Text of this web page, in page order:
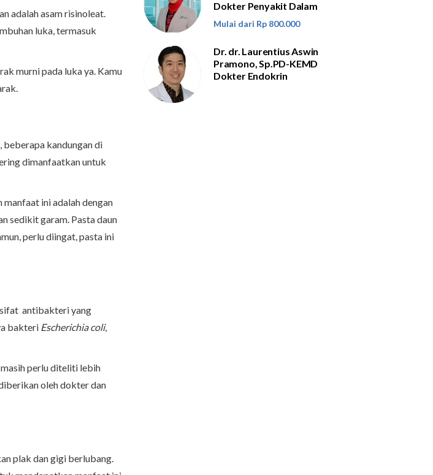
adalah asam risinoleat.
luka, termasuk
murni pada luka ya. Kamu
beberapa kandungan di
dimanfaatkan untuk
ini adalah dengan
sedikit garam. Pasta daun
perlu diingat, pasta ini
antibakteri yang
bakteri Escherichia coli,
masih perlu diteliti lebih
oleh dokter dan
plak dan gigi berlubang.